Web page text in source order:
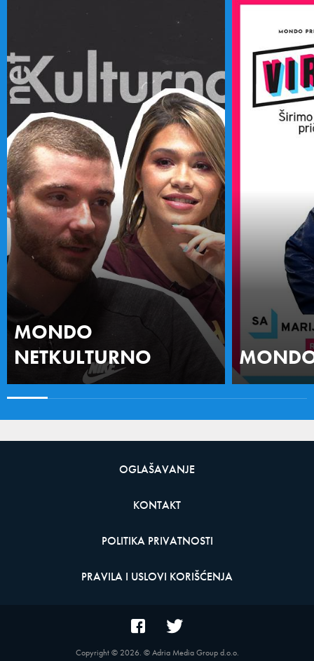
MONDO
NETKULTURNO
OGLAŠAVANJE
KONTAKT
POLITIKA PRIVATNOSTI
PRAVILA I USLOVI KORIŠĆENJA
Copyright © 2026. © Adria Media Group d.o.o.